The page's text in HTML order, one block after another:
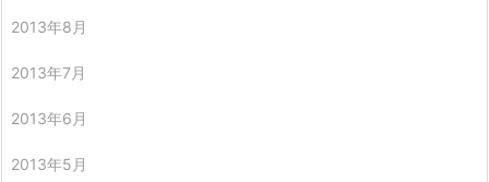
2013年8月
2013年7月
2013年6月
2013年5月